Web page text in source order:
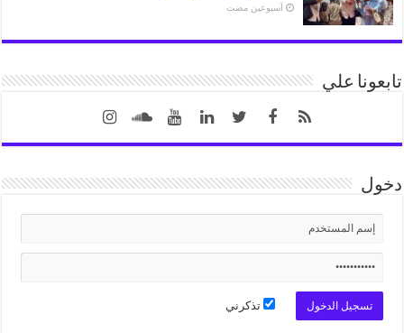
‏أسبوعين مضت
تابعونا علي
دخول
تذكرني